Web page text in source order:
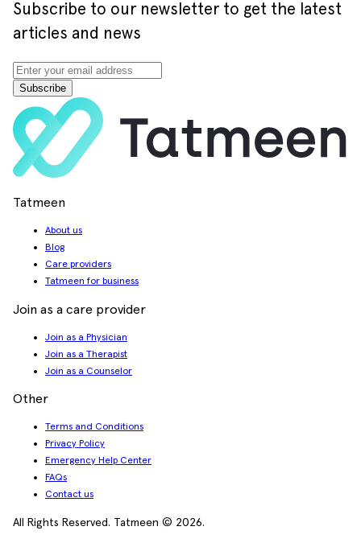
Subscribe to our newsletter to get the latest
articles and news
Subscribe
Tatmeen
About us
Blog
Care providers
Tatmeen for business
Join as a care provider
Join as a Physician
Join as a Therapist
Join as a Counselor
Other
Terms and Conditions
Privacy Policy
Emergency Help Center
FAQs
Contact us
All Rights Reserved. Tatmeen © 2026.